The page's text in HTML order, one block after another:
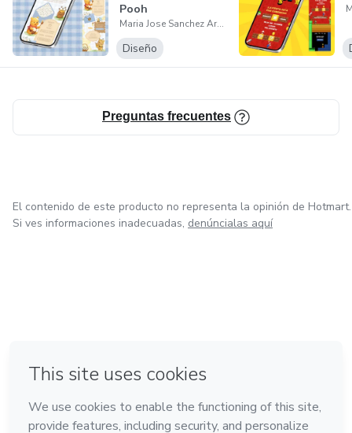
💻 Descarga ahora y comienza a personalizar tu invitación.
🎉
Pooh
Maria Jose Sanchez Artavia
Diseño
Preguntas frecuentes
El contenido de este producto no representa la opinión de Hotmart.
Si ves informaciones inadecuadas, denúncialas aquí
Hecho con❤ en Belo Horizonte